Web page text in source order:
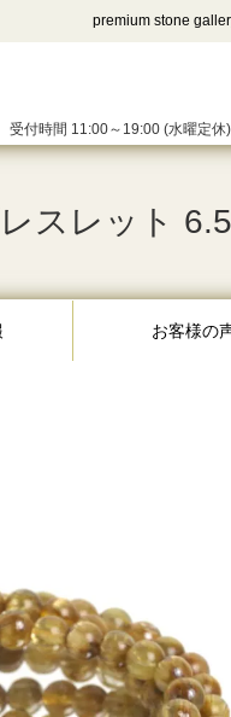
premium stone
受付時間 11:00～19:00 (水曜定休)
スレット
お客様の